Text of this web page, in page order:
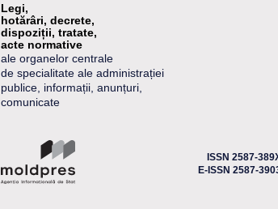
Legi,
hotărâri, decrete,
dispoziții, tratate,
acte normative
ale organelor centrale
de specialitate ale administrației
publice, informații, anunțuri,
comunicate
ISSN 2587-
E-ISSN 2587-